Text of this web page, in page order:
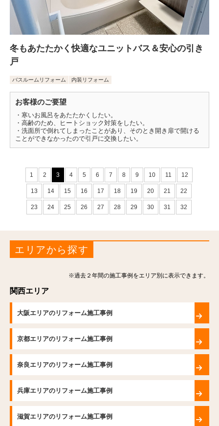
冬もあたたかく快適なユニットバス＆安心の引き
戸
バスルームリフォーム 内装リフォーム
お客様のご要望
・寒いお風呂をあたたかくしたい。
・高齢のため、ヒートショック対策をしたい。
・洗面所で倒れてしまったことがあり、そのとき開き扉で開ける
ことができなかったので引戸に交換したい。
1 2 3 4 5 6 7 8 9 10 11 12
13 14 15 16 17 18 19 20 21 22
23 24 25 26 27 28 29 30 31 32
エリアから探す
※過去２年間の施工事例をエリア別に表示できます。
関西エリア
大阪エリアのリフォーム施工事例
京都エリアのリフォーム施工事例
奈良エリアのリフォーム施工事例
兵庫エリアのリフォーム施工事例
滋賀エリアのリフォーム施工事例